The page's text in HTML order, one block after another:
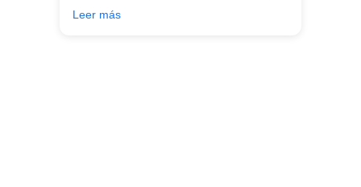
buscando!!
Leer más